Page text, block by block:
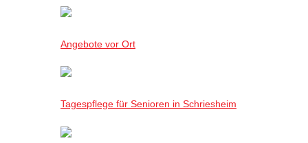
Angebote vor Ort
Tagespflege für Senioren in Schriesheim